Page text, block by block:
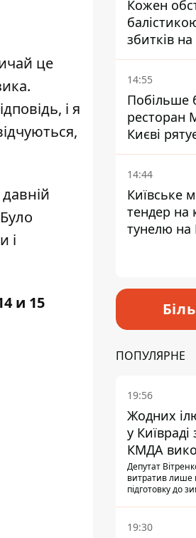
це
і я
і
и 15
Кожен
збитків
мільйонів
Пантелеєв
14:55
Побільше
ресторан
Києві
спеки
14:44
Київське
тендер на
тунелю на
ПОПУЛЯРНЕ
19:56
Жодних
у
КМДА
стійкості
Депутат
витратив лише
підготовку до
19:30